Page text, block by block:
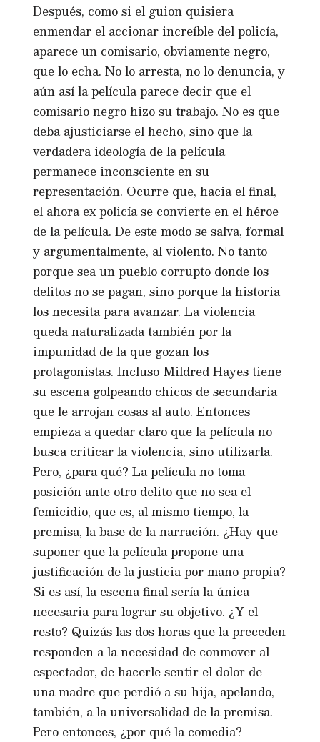
Después, como si el guion quisiera
enmendar el accionar increíble del policía,
aparece un comisario, obviamente negro,
que lo echa. No lo arresta, no lo denuncia, y
aún así la película parece decir que el
comisario negro hizo su trabajo. No es que
deba ajusticiarse el hecho, sino que la
verdadera ideología de la película
permanece inconsciente en su
representación. Ocurre que, hacia el final,
el ahora ex policía se convierte en el héroe
de la película. De este modo se salva, formal
y argumentalmente, al violento. No tanto
porque sea un pueblo corrupto donde los
delitos no se pagan, sino porque la historia
los necesita para avanzar. La violencia
queda naturalizada también por la
impunidad de la que gozan los
protagonistas. Incluso Mildred Hayes tiene
su escena golpeando chicos de secundaria
que le arrojan cosas al auto. Entonces
empieza a quedar claro que la película no
busca criticar la violencia, sino utilizarla.
Pero, ¿para qué? La película no toma
posición ante otro delito que no sea el
femicidio, que es, al mismo tiempo, la
premisa, la base de la narración. ¿Hay que
suponer que la película propone una
justificación de la justicia por mano propia?
Si es así, la escena final sería la única
necesaria para lograr su objetivo. ¿Y el
resto? Quizás las dos horas que la preceden
responden a la necesidad de conmover al
espectador, de hacerle sentir el dolor de
una madre que perdió a su hija, apelando,
también, a la universalidad de la premisa.
Pero entonces, ¿por qué la comedia?